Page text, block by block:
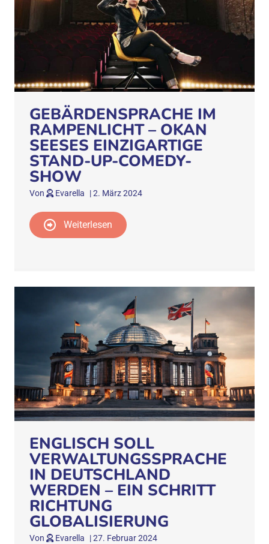
GEBÄRDENSPRACHE IM
RAMPENLICHT – OKAN
SEESES EINZIGARTIGE
STAND-UP-COMEDY-
SHOW
Von Evarella |2. März 2024
Weiterlesen
ENGLISCH SOLL
VERWALTUNGSSPRACHE
IN DEUTSCHLAND
WERDEN – EIN SCHRITT
RICHTUNG
GLOBALISIERUNG
Von Evarella |27. Februar 2024